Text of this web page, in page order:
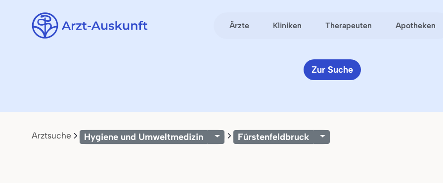
Ärzte Kliniken Therapeuten Apotheken
Zur Suche
Arztsuche Hygiene und Umweltmedizin Fürstenfeldbruck